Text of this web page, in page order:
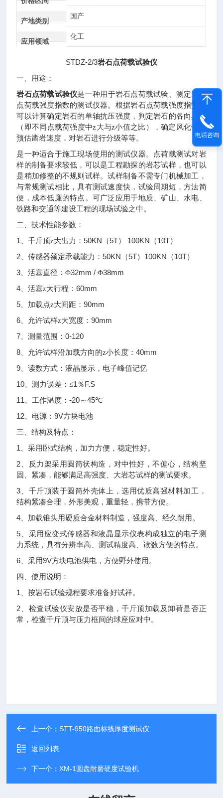
产地类别
国产
应用领域
化工
STDZ-2/3岩石点荷载试验仪
一、用途：
岩石点荷载试验仪是一种用于岩石点荷载试验、测定岩石
点荷载强度指数的测试仪器。根据岩石点荷载强度指数，
可以计算确定岩石的单轴抗压强度，判定岩石的各向异性
（即不同点载荷强度中z大与z小值之比），确定风化带，
预估凿岩速度，对岩石进行分级等等。
是一种适合于施工现场使用的测试仪器。点荷载测试对岩
样的制备要求较低，可以是工程勘探的岩芯试样，也可以
是稍加修整的不规则试样。试样制备不需专门机械加工，
与常规测试相比，具有测试速度快，试验周期短，方法简
便，成本低廉的特点。可广泛应用于地质、矿山、水电、
铁路和交通等建设工程的现场试验之中。
二、技术性能参数：
1 、千斤顶z大出力：50KN （5T） 100KN （10T）
2 、传感器额定承载能力：50KN （5T） 100KN （10T）
3 、活塞直径：Φ32mm /Φ38mm
4 、活塞z大行程：60mm
5 、加载点z大间距：90mm
6 、允许试样z大宽度：90mm
7 、测量范围：0-120
8 、允许试样沿加载方向的z小长度：40mm
9 、读数方式：液晶显示，电子峰值记忆
10 、测力误差：≤1 ％F.S
11 、工作温度：-20～45℃
12 、电源：9V方块电池
三、结构及特点：
1 、采用卧式结构，加力方便，稳定性好。
2 、反力架采用圆筒状构造，对中性好，不偏心，结构坚
固、紧凑，能够满足高强度、大岩芯试样的测试要求。
3 、千斤顶装于圆筒外壳体上，选用优质高强材料加工，
结构紧凑合理，外形美观，重量轻，携带方便。
4 、加载锥头用硬质合金材料制造，强度高、经久耐用。
5 、采用应变式传感器和液晶显示仪表构成独立的电子测
力系统，具有分辨率高、测试精度高、读数方便的特点。
6 、采用9V方块电池供电，方便野外使用。
四、使用说明：
1 、按岩石试验规程要求准备好试祥。
2 、检查试验仪安放是否平稳，千斤顶加载及卸荷是否正
常，检查千斤顶与压力框间的球座应对中。
上一个：STT-950路面标线厚度测试仪
返回列表
下一个：XM-1圆盘耐磨硬度试验机
电话咨询